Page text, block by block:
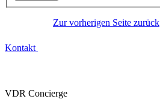
Zur vorherigen Seite zurück
Kontakt
VDR Concierge